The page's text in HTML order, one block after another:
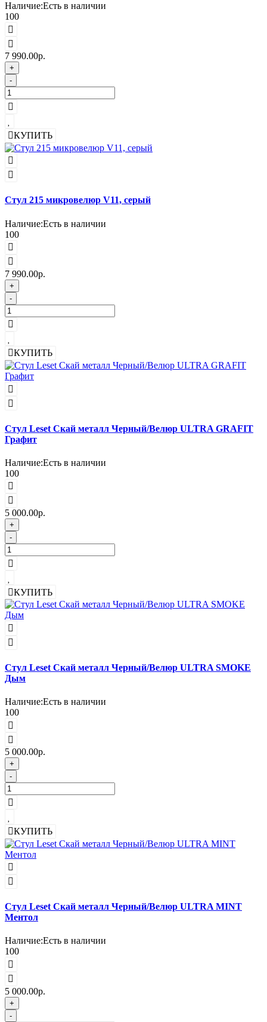
Наличие:Есть в наличии
100
7 990.00р.
+
-
КУПИТЬ
Стул 215 микровелюр V11, серый
Наличие:Есть в наличии
100
7 990.00р.
+
-
КУПИТЬ
Стул Leset Скай металл Черный/Велюр ULTRA GRAFIT
Графит
Наличие:Есть в наличии
100
5 000.00р.
+
-
КУПИТЬ
Стул Leset Скай металл Черный/Велюр ULTRA SMOKE
Дым
Наличие:Есть в наличии
100
5 000.00р.
+
-
КУПИТЬ
Стул Leset Скай металл Черный/Велюр ULTRA MINT
Ментол
Наличие:Есть в наличии
100
5 000.00р.
+
-